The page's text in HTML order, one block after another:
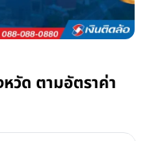
วัด ตามอัตราค่า